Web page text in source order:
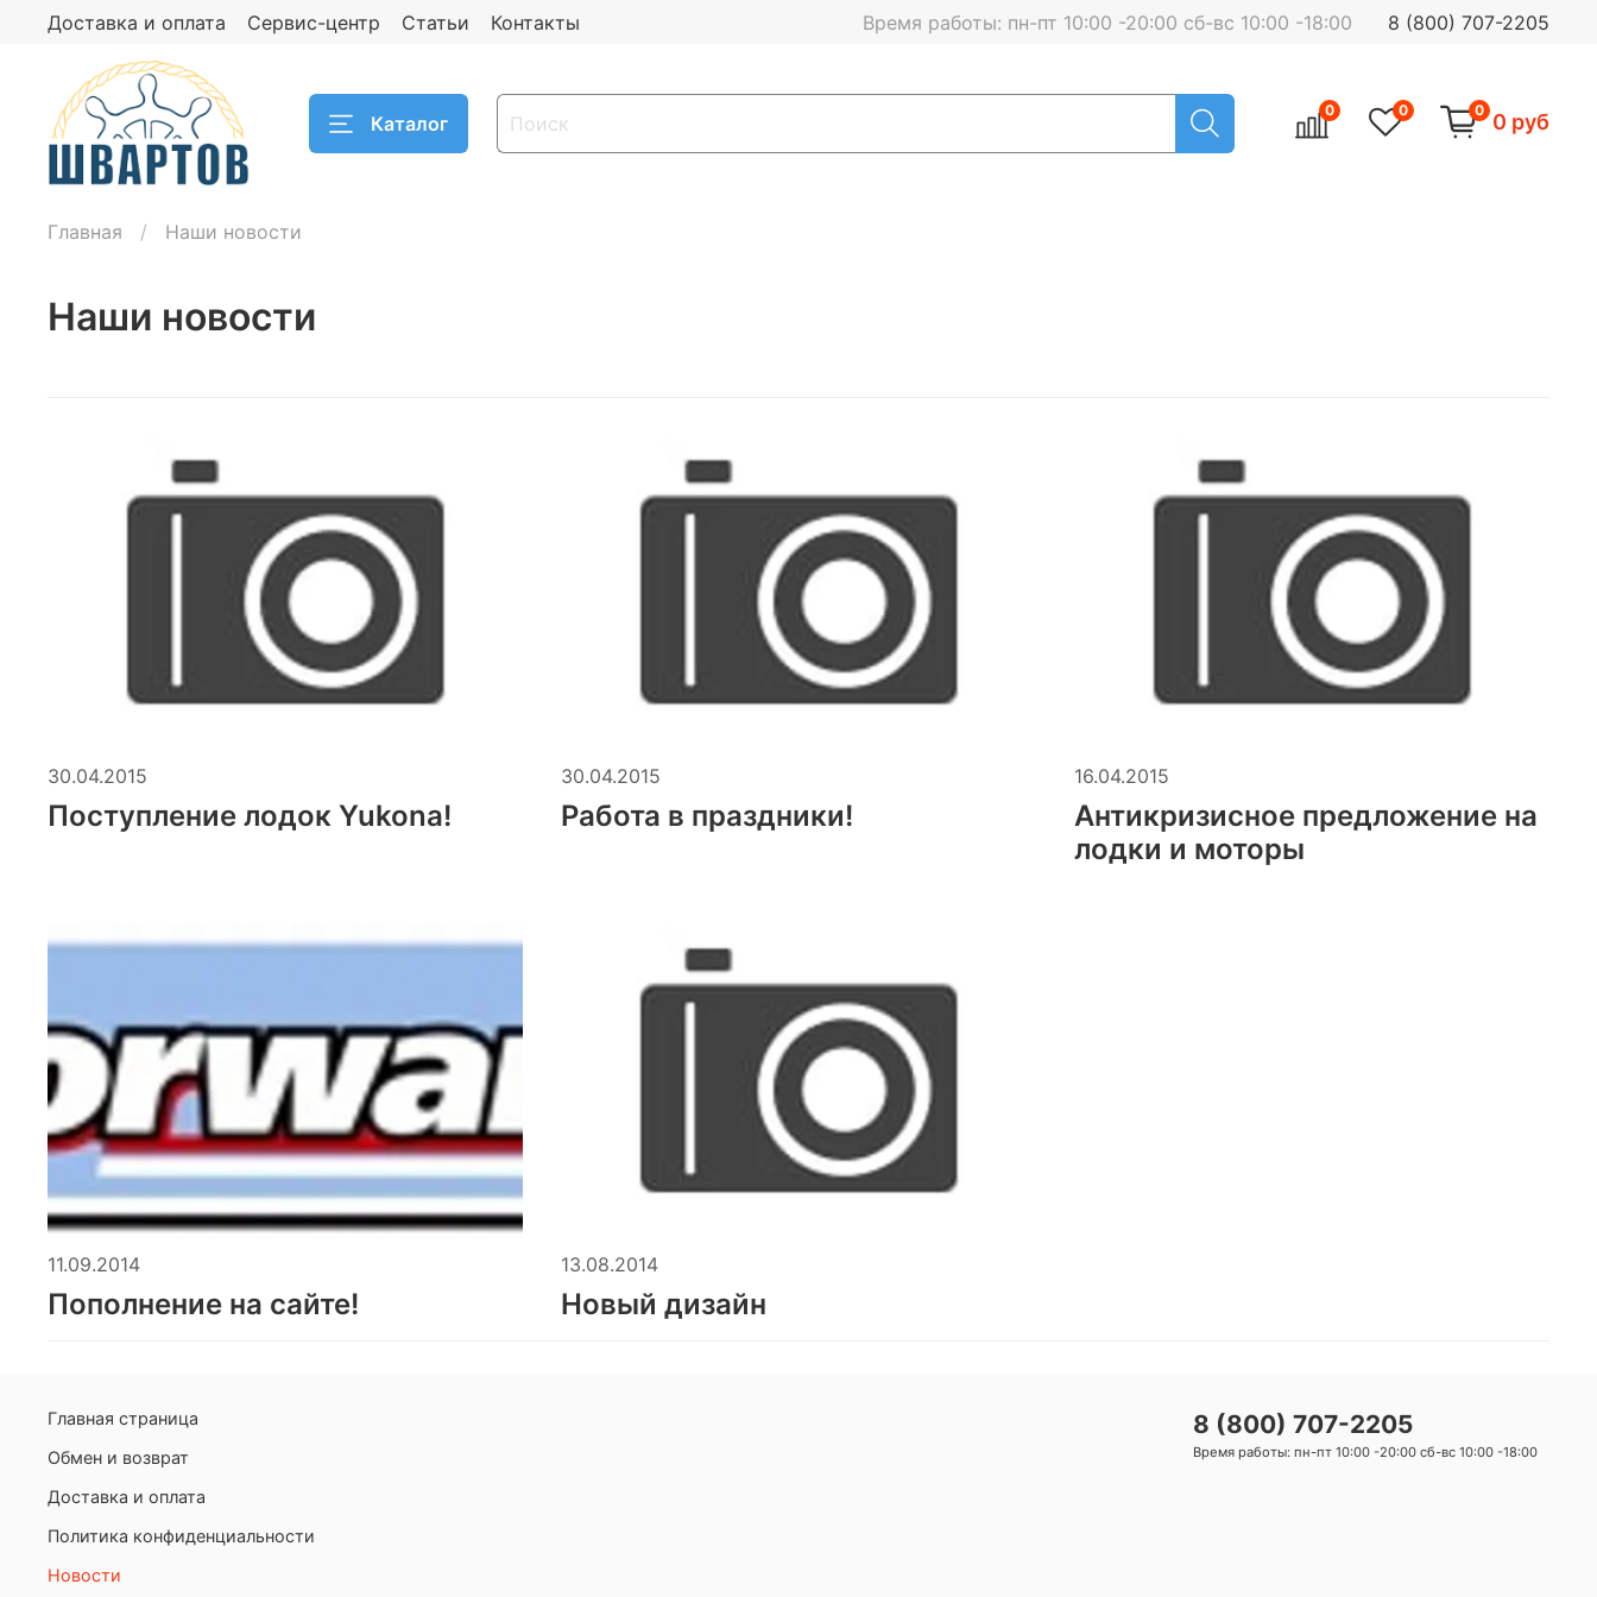
Доставка и оплата Сервис-центр Статьи Контакты Время работы: пн-пт 10:00 -20:00 сб-вс 10:00 -18:00 8 (800) 707-2205
Каталог
0 0 0 0 руб
Главная Наши новости
Наши новости
30.04.2015
Поступление лодок Yukona!
30.04.2015
Работа в праздники!
16.04.2015
Антикризисное предложение на
лодки и моторы
11.09.2014
Пополнение на сайте!
13.08.2014
Новый дизайн
Главная страница
Обмен и возврат
Доставка и оплата
Политика конфиденциальности
Новости
8 (800) 707-2205
Время работы: пн-пт 10:00 -20:00 сб-вс 10:00 -18:00